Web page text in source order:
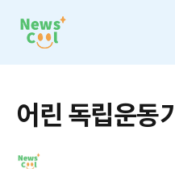
어린 독립운동